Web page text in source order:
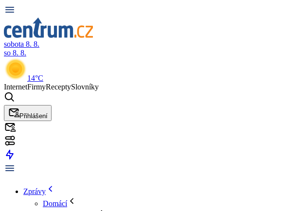
sobota 8. 8.
so 8. 8.
14°C
InternetFirmyReceptySlovníky
Přihlášení
Zprávy
Domácí